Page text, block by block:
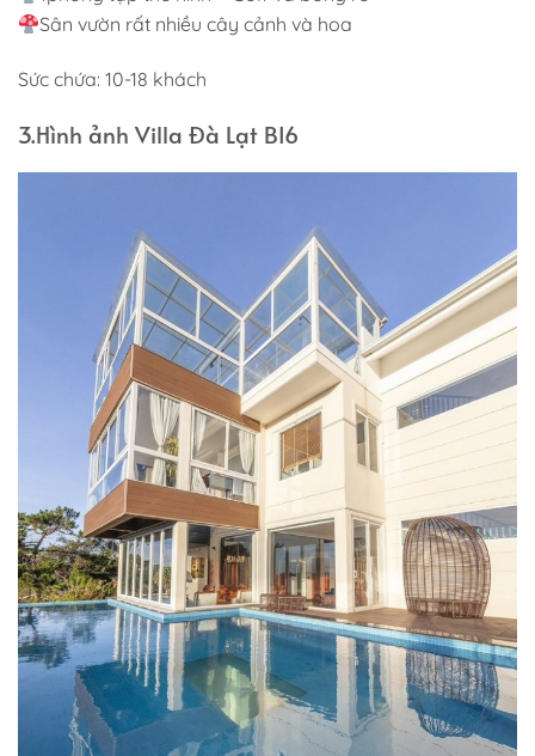
Sân vườn rất nhiều cây cảnh và hoa
Sức chứa: 10-18 khách
3.Hình ảnh Villa Đà Lạt BI6